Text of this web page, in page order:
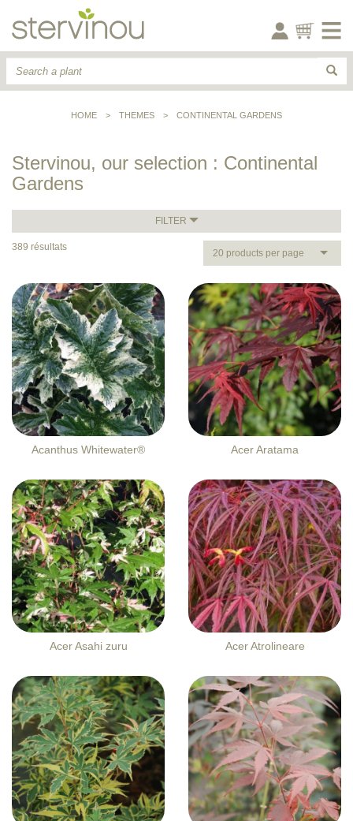
HOME > THEMES > CONTINENTAL GARDENS
Stervinou, our selection : Continental
Gardens
FILTER
389 résultats
20 products per page
Acanthus Whitewater® Acer Aratama
Acer Asahi zuru Acer Atrolineare